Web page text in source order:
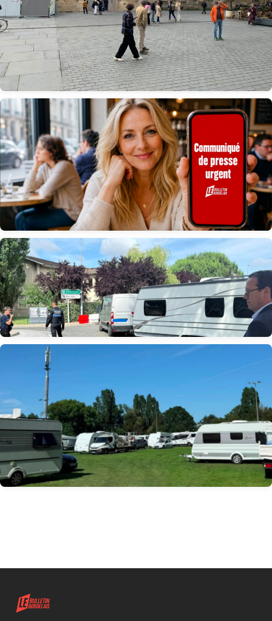
« 100 jours sans l’essentiel » : les véritables priorités pour
Bordeaux attendent toujours
Nouveau dispositif pour permettre aux autorités
d’informer la population en temps réel
Bruges : Départ de la communauté de Gens du voyage
installée illicitement à Daugère